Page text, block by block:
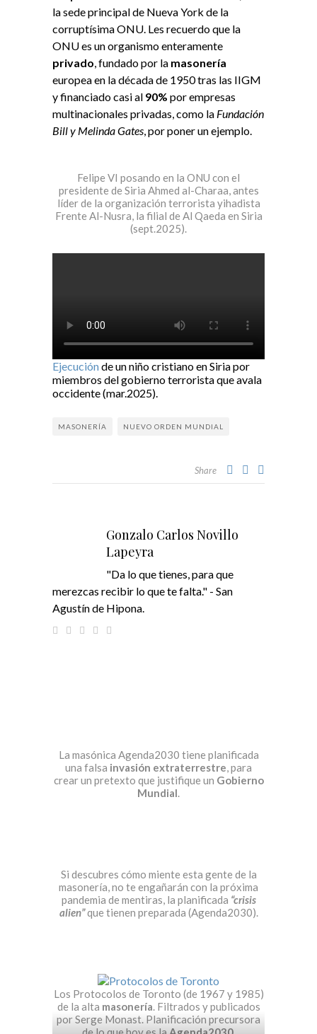
la sede principal de Nueva York de la
corruptísima ONU. Les recuerdo que la
ONU es un organismo enteramente
privado , fundado por la masonería
europea en la década de 1950 tras las IIGM
y financiado casi al 90% por empresas
multinacionales privadas, como la Fundación
Bill y Melinda Gates , por poner un ejemplo.
Felipe VI posando en la ONU con el
presidente de Siria Ahmed al-Charaa, antes
líder de la organización terrorista yihadista
Frente Al-Nusra, la filial de Al Qaeda en Siria
(sept.2025).
Ejecuciónde un niño cristiano en Siria por
miembros del gobierno terrorista que avala
occidente (mar.2025).
MASONERÍA NUEVO ORDEN MUNDIAL
Share
Gonzalo Carlos Novillo
Lapeyra
"Da lo que tienes, para que
merezcas recibir lo que te falta." - San
Agustín de Hipona.
La masónica Agenda2030 tiene planificada
una falsa invasión extraterrestre, para
crear un pretexto que justifique un Gobierno
Mundial.
Si descubres cómo miente esta gente de la
masonería, no te engañarán con la próxima
pandemia de mentiras, la planificada “crisis
alien”que tienen preparada (Agenda2030).
Los Protocolos de Toronto (de 1967 y 1985)
de la alta masonería. Filtrados y publicados
por Serge Monast. Planificación precursora